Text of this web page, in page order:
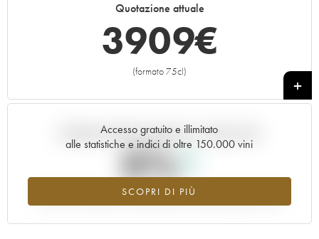
Quotazione attuale
3909€
(formato 75cl)
+
Accesso gratuito e illimitato
alle statistiche e indici di oltre 150.000 vini
SCOPRI DI PIÙ
Andamento della quotazione in tempo reale
0%
Valore in aumento per l'annata 2000 nel 2026 rispetto al 2025